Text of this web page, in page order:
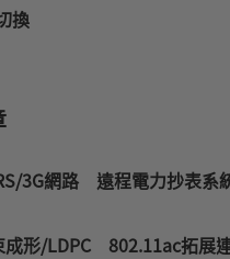
換
3G網路 遠程電力抄表系
成形/LDPC 802.11ac拓展